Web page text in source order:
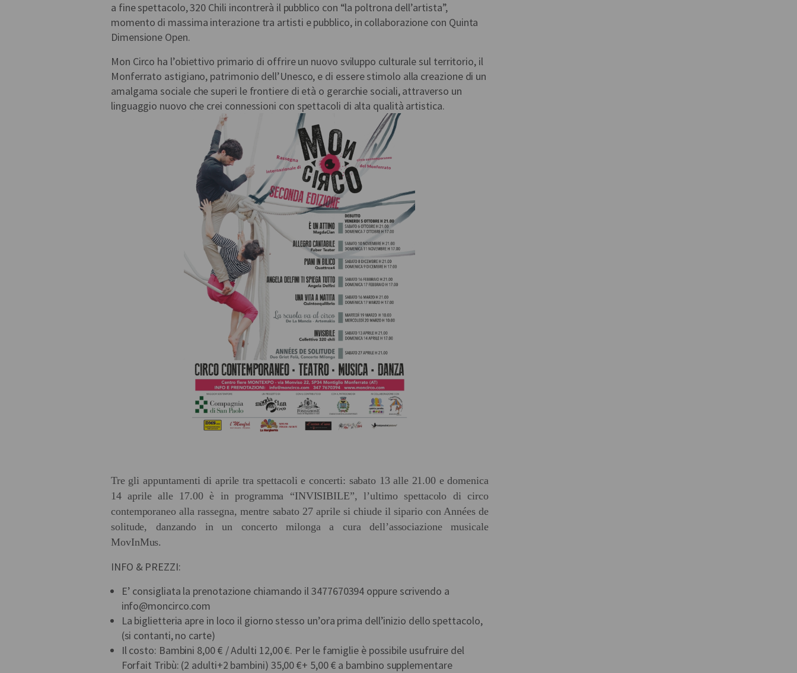
a fine spettacolo, 320 Chili incontrerà il pubblico con “la poltrona dell’artista”,
momento di massima interazione tra artisti e pubblico, in collaborazione con Quinta
Dimensione Open.
Mon Circo ha l’obiettivo primario di offrire un nuovo sviluppo culturale sul territorio, il
Monferrato astigiano, patrimonio dell’Unesco, e di essere stimolo alla creazione di un
amalgama sociale che superi le frontiere di età o gerarchie sociali, attraverso un
linguaggio nuovo che crei connessioni con spettacoli di alta qualità artistica.
Tre gli appuntamenti di aprile tra spettacoli e concerti: sabato 13 alle 21.00 e domenica
14 aprile alle 17.00 è in programma “INVISIBILE”, l’ultimo spettacolo di circo
contemporaneo alla rassegna, mentre sabato 27 aprile si chiude il sipario con Années de
solitude, danzando in un concerto milonga a cura dell’associazione musicale
MovInMus.
INFO & PREZZI:
E’ consigliata la prenotazione chiamando il 3477670394 oppure scrivendo a
info@moncirco.com
La biglietteria apre in loco il giorno stesso un’ora prima dell’inizio dello spettacolo,
(si contanti, no carte)
Il costo: Bambini 8,00 € / Adulti 12,00 €. Per le famiglie è possibile usufruire del
Forfait Tribù: (2 adulti+2 bambini) 35,00 €+ 5,00 € a bambino supplementare